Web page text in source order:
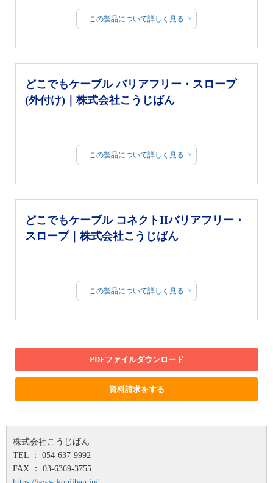
この製品について詳しく見る
どこでもケーブル バリアフリー・スロープ
(外付け)｜株式会社こうじばん
この製品について詳しく見る
どこでもケーブル コネクトIIバリアフリー・
スロープ｜株式会社こうじばん
この製品について詳しく見る
PDFファイルダウンロード
資料請求をする
株式会社こうじばん
TEL ： 054-637-9992
FAX ： 03-6369-3755